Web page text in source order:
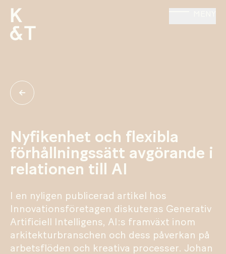
Nyfikenhet och flexibla
förhållningssätt avgörande i
relationen till AI
I en nyligen publicerad artikel hos
Innovationsföretagen diskuteras Generativ
Artificiell Intelligens, AI:s framväxt inom
arkitekturbranschen och dess påverkan på
arbetsflöden och kreativa processer. Johan